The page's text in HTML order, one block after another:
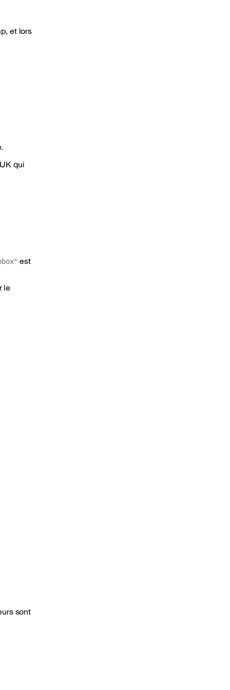
et lors
qui
est
le
sont